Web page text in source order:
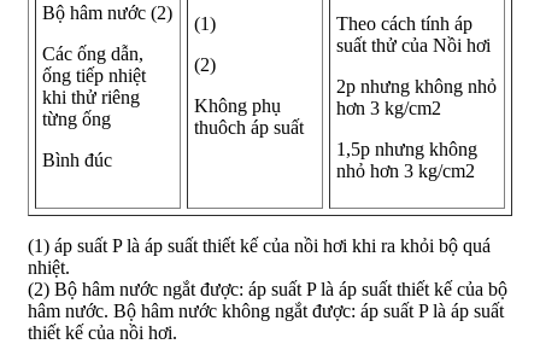
Bộ hâm nước (2)
Các ống dẫn,
ống tiếp nhiệt
khi thử riêng
từng ống
Bình đúc
(1)
(2)
Không phụ
thuôch áp suất
Theo cách tính áp
suất thử của Nồi hơi
2p nhưng không nhỏ
hơn 3 kg/cm2
1,5p nhưng không
nhỏ hơn 3 kg/cm2
(1) áp suất P là áp suất thiết kế của nồi hơi khi ra khỏi bộ quá
nhiệt.
(2) Bộ hâm nước ngắt được: áp suất P là áp suất thiết kế của bộ
hâm nước. Bộ hâm nước không ngắt được: áp suất P là áp suất
thiết kế của nồi hơi.